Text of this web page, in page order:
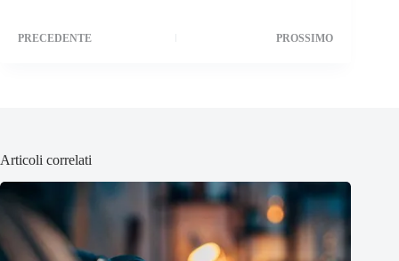
PRECEDENTE PROSSIMO
Articoli correlati